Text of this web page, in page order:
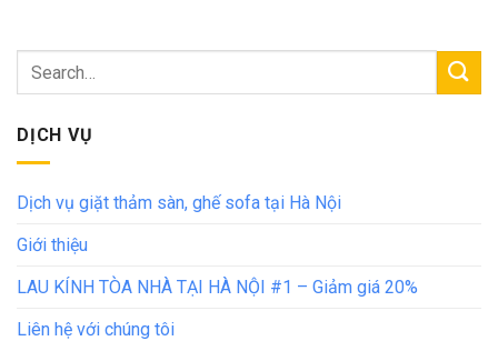
DỊCH VỤ
Dịch vụ giặt thảm sàn, ghế sofa tại Hà Nội
Giới thiệu
LAU KÍNH TÒA NHÀ TẠI HÀ NỘI #1 – Giảm giá 20%
Liên hệ với chúng tôi